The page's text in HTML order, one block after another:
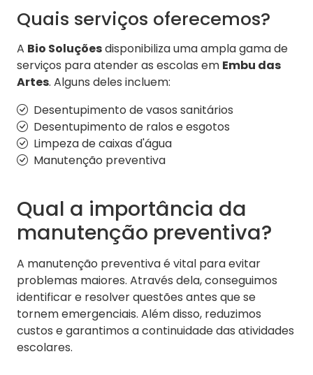
Quais serviços oferecemos?
A Bio Soluçõesdisponibiliza uma ampla gama de
serviços para atender as escolas em Embu das
Artes. Alguns deles incluem:
Desentupimento de vasos sanitários
Desentupimento de ralos e esgotos
Limpeza de caixas d'água
Manutenção preventiva
Qual a importância da
manutenção preventiva?
A manutenção preventiva é vital para evitar
problemas maiores. Através dela, conseguimos
identificar e resolver questões antes que se
tornem emergenciais. Além disso, reduzimos
custos e garantimos a continuidade das atividades
escolares.